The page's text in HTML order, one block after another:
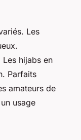
Les
hijabs en
Parfaits
amateurs de
usage